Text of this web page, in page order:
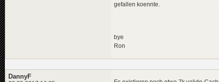
gefallen koennte.
bye
Ron
DannyF